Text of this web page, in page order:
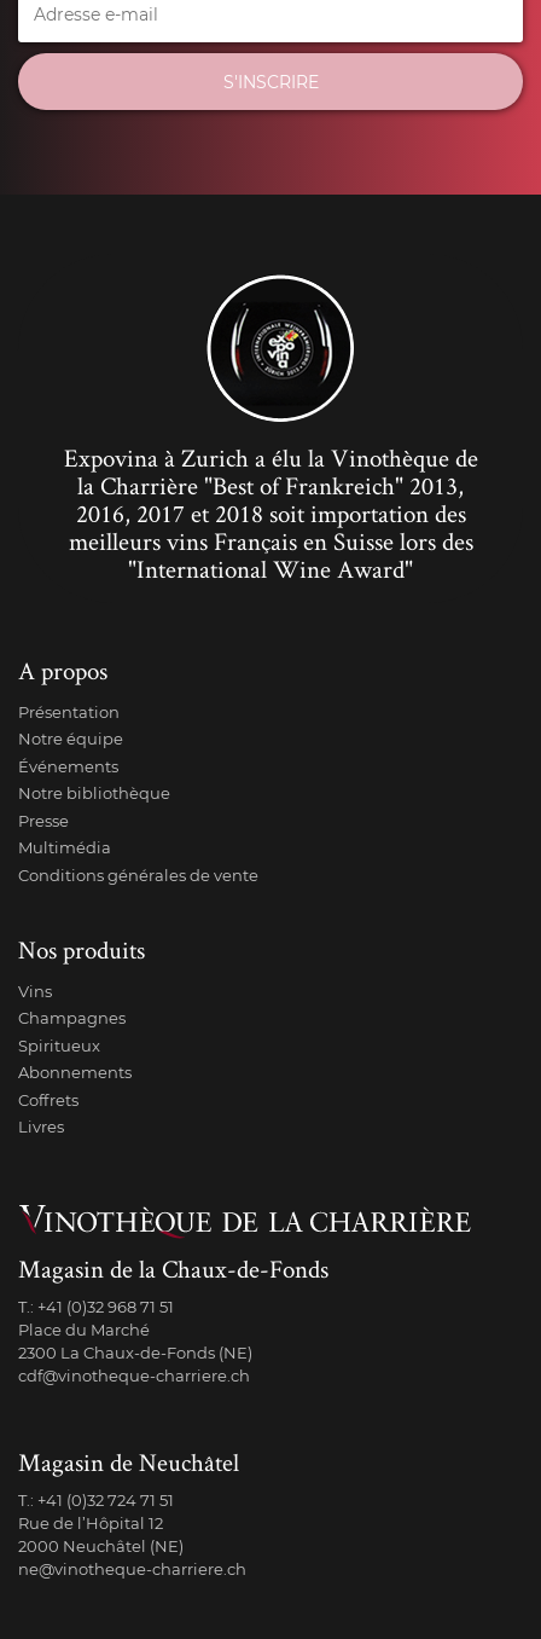
S'INSCRIRE
Expovina à Zurich a élu la Vinothèque de
la Charrière "Best of Frankreich" 2013,
2016, 2017 et 2018 soit importation des
meilleurs vins Français en Suisse lors des
"International Wine Award"
A propos
Présentation
Notre équipe
Événements
Notre bibliothèque
Presse
Multimédia
Conditions générales de vente
Nos produits
Vins
Champagnes
Spiritueux
Abonnements
Coffrets
Livres
Magasin de la Chaux-de-Fonds
T.: +41 (0)32 968 71 51
Place du Marché
2300 La Chaux-de-Fonds (NE)
cdf@vinotheque-charriere.ch
Magasin de Neuchâtel
T.: +41 (0)32 724 71 51
Rue de l’Hôpital 12
2000 Neuchâtel (NE)
ne@vinotheque-charriere.ch